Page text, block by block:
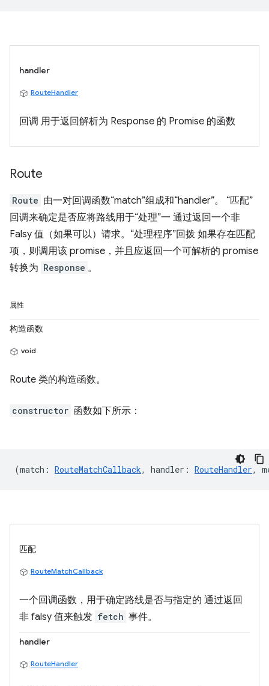
handler
RouteHandler
回调 用于返回解析为 Response 的 Promise 的函数
Route
Route 由一对回调函数“match”组成和“handler”。 “匹配”
回调来确定是否应将路线用于“处理”一 通过返回一个非
Falsy 值（如果可以）请求。“处理程序”回拨 如果存在匹配
项，则调用该 promise，并且应返回一个可解析的 promise
转换为 Response 。
属性
构造函数
void
Route 类的构造函数。
constructor 函数如下所示：
(match : RouteMatchCallback, handler : RouteHandler,
匹配
RouteMatchCallback
一个回调函数，用于确定路线是否与指定的 通过返回
非 falsy 值来触发 fetch 事件。
handler
RouteHandler